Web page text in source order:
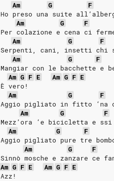
Am
G F
Ho preso una suite
Am
G F
Per colazione e cena ci
Am
G F
Serpenti, cani, insetti chi
Am
G F
Mangiar con le bacchette e
Am G F E Am G F E
È vero!
Am
G F
Aggio pigliato in fitto ‘na
Am
G F
Mezz’ora ‘e bicicletta e
Am
G F
Aggio pigliato pure tre
Am
G F
Sinnò mosche e zanzare ce
Am G F E Am G F E
Azz!